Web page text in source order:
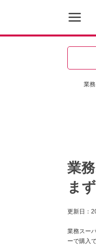
業
業
ま
更新日：
業務スー
ーで購入